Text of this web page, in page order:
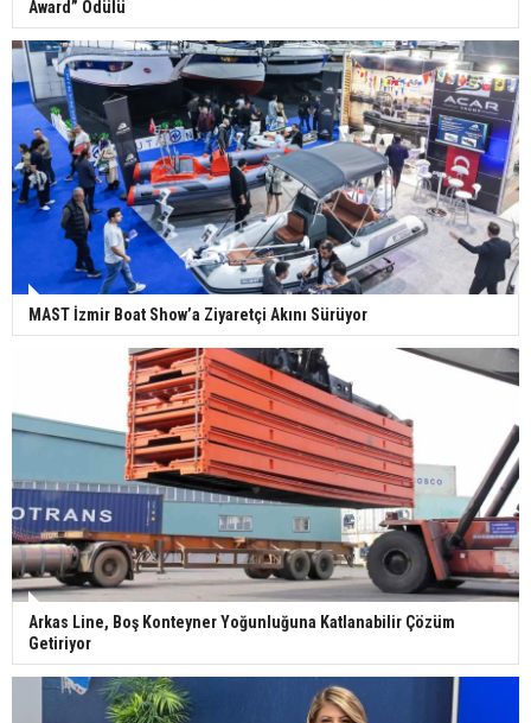
Award” Ödülü
MAST İzmir Boat Show’a Ziyaretçi Akını Sürüyor
Arkas Line, Boş Konteyner Yoğunluğuna Katlanabilir Çözüm
Getiriyor